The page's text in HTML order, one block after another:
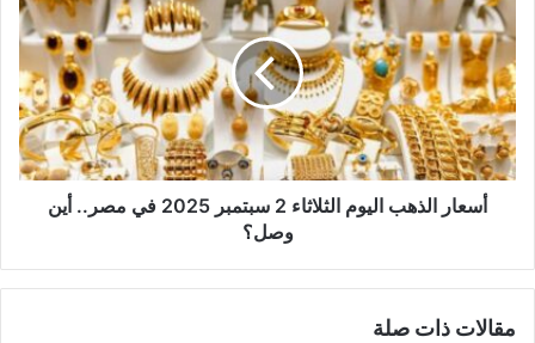
أسعار الذهب اليوم الثلاثاء 2 سبتمبر 2025 في مصر.. أين
وصل؟
مقالات ذات صلة